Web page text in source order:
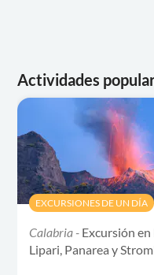
Actividades
EXCURSIONES DE UN DÍA
Calabria - Excursión
Lipari, Panarea y